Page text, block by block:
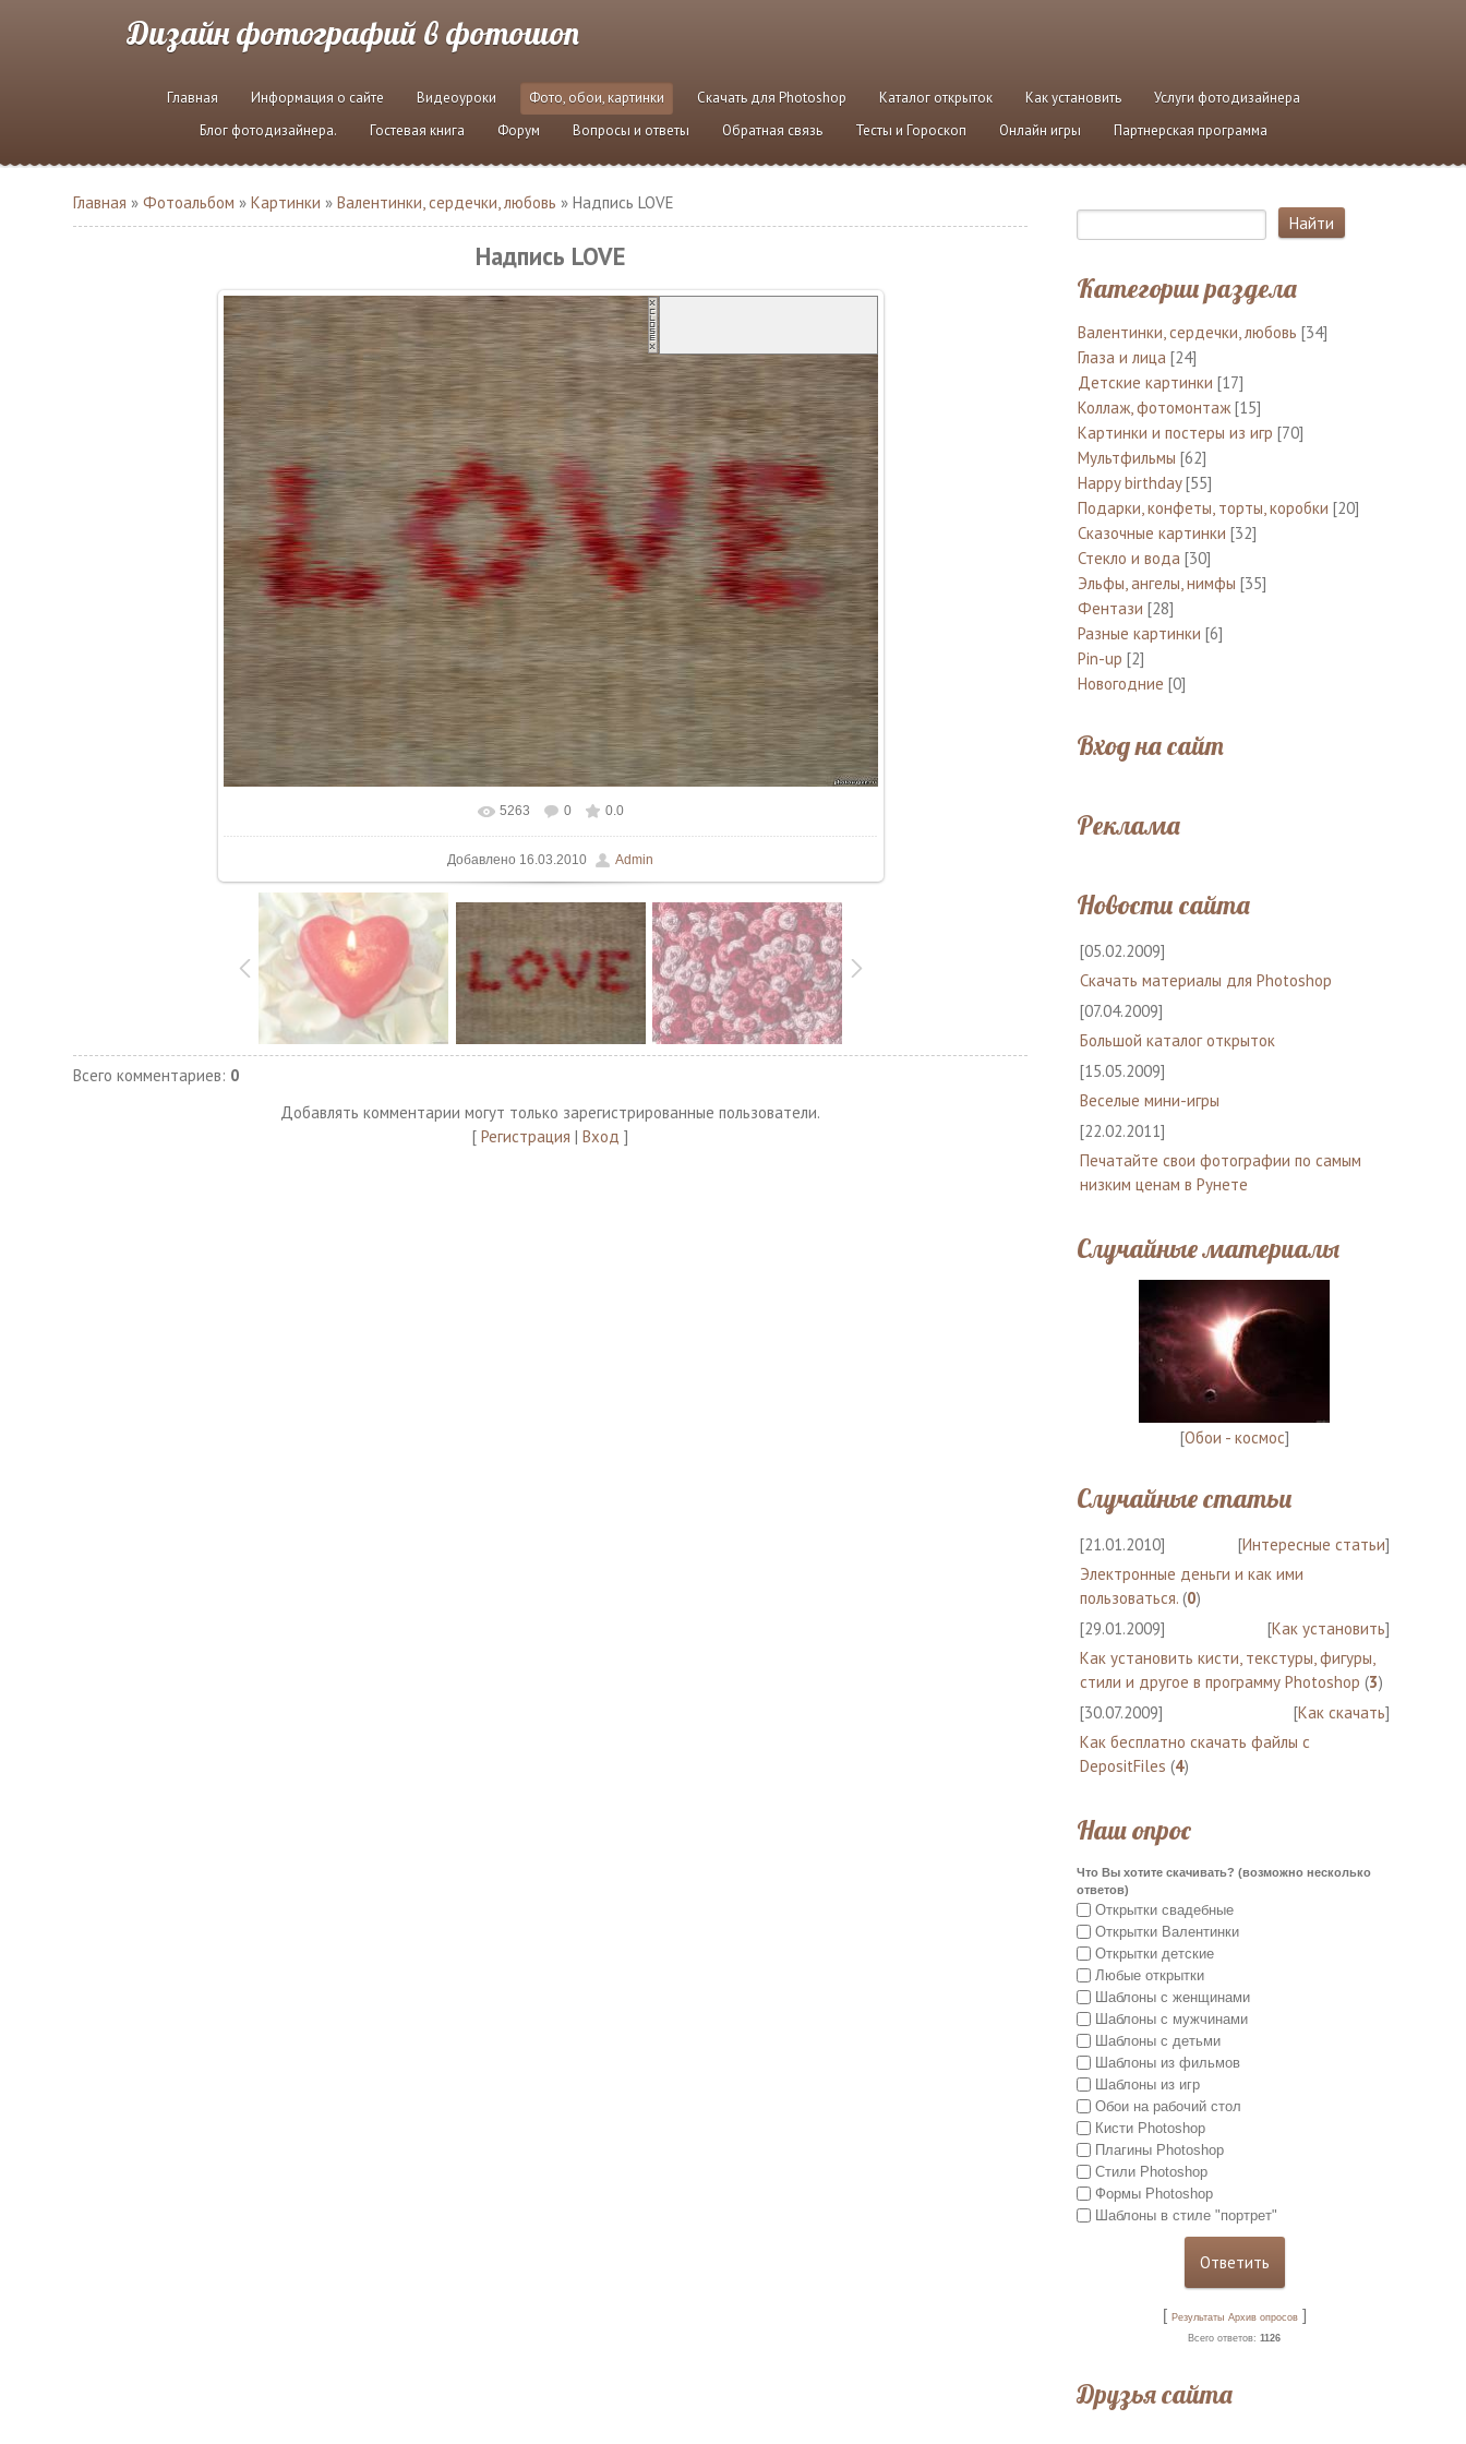
Дизайн фотографий в фотошоп
Главная Информация о сайте Видеоуроки Фото, обои, картинки Скачать для Photoshop Каталог открыток Как установить
Услуги фотодизайнера
Блог фотодизайнера.
Гостевая книга Форум Вопросы и ответы Обратная связь Тесты и Гороскоп Онлайн игры Партнерская программа
Главная »Фотоальбом »Картинки »Валентинки, сердечки, любовь » Надпись LOVE
Надпись LOVE
В реальном размере 1500x1125
5263 0 0.0
Добавлено 16.03.2010 Admin
Всего комментариев: 0
Добавлять комментарии могут только зарегистрированные пользователи.
[ Регистрация | Вход ]
Категории раздела
Валентинки, сердечки, любовь [34]
Глаза и лица [24]
Детские картинки [17]
Коллаж, фотомонтаж [15]
Картинки и постеры из игр [70]
Мультфильмы [62]
Happy birthday [55]
Подарки, конфеты, торты, коробки [20]
Сказочные картинки [32]
Стекло и вода [30]
Эльфы, ангелы, нимфы [35]
Фентази [28]
Разные картинки [6]
Pin-up [2]
Новогодние [0]
Вход на сайт
Реклама
Новости сайта
[05.02.2009]
Скачать материалы для Photoshop
[07.04.2009]
Большой каталог открыток
[15.05.2009]
Веселые мини-игры
[22.02.2011]
Печатайте свои фотографии по самым
низким ценам в Рунете
Случайные материалы
[Обои - космос]
Случайные статьи
[21.01.2010] [Интересные статьи]
Электронные деньги и как ими
пользоваться. (0)
[29.01.2009]
[Как установить]
Как установить кисти, текстуры, фигуры,
стили и другое в программу Photoshop (3)
[30.07.2009]
[Как скачать]
Как бесплатно скачать файлы с
DepositFiles (4)
Наш опрос
Что Вы хотите скачивать? (возможно несколько
ответов)
Открытки свадебные
Открытки Валентинки
Открытки детские
Любые открытки
Шаблоны с женщинами
Шаблоны с мужчинами
Шаблоны с детьми
Шаблоны из фильмов
Шаблоны из игр
Обои на рабочий стол
Кисти Photoshop
Плагины Photoshop
Стили Photoshop
Формы Photoshop
Шаблоны в стиле "портрет"
[ Результаты Архив опросов]
Всего ответов:1126
Друзья сайта